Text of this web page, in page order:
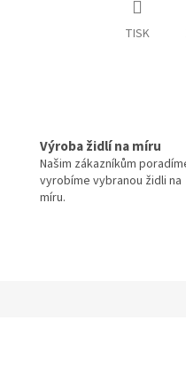
TISK
Výroba židlí na míru
Našim zákazníkům
vyrobíme vybranou židli na
míru.